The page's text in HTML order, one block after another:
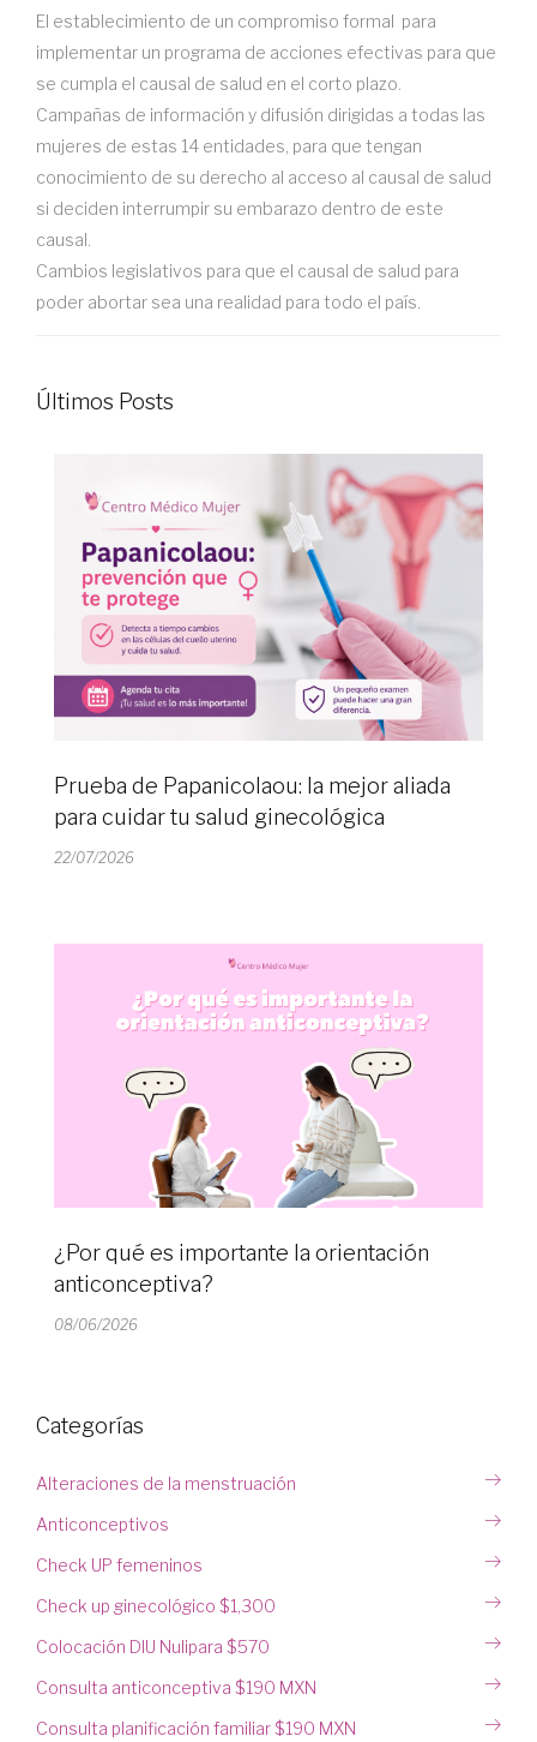
El establecimiento de un compromiso formal para
implementar un programa de acciones efectivas para que
se cumpla el causal de salud en el corto plazo.
Campañas de información y difusión dirigidas a todas las
mujeres de estas 14 entidades, para que tengan
conocimiento de su derecho al acceso al causal de salud
si deciden interrumpir su embarazo dentro de este
causal.
Cambios legislativos para que el causal de salud para
poder abortar sea una realidad para todo el país.
Últimos Posts
Prueba de Papanicolaou: la mejor aliada
para cuidar tu salud ginecológica
22/07/2026
¿Por qué es importante la orientación
anticonceptiva?
08/06/2026
Categorías
Alteraciones de la menstruación
Anticonceptivos
Check UP femeninos
Check up ginecológico $1,300
Colocación DIU Nulipara $570
Consulta anticonceptiva $190 MXN
Consulta planificación familiar $190 MXN